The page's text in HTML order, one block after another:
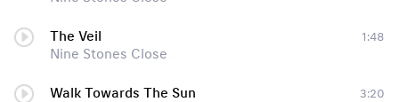
The Veil
Nine Stones Close
1:48
Walk Towards The Sun
3:20